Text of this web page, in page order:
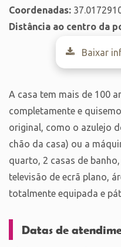
Coordenadas:
Distância ao centro da
Baixar
A casa tem mais de 100
completamente e
original, como o azulejo
chão da casa) ou a
quarto, 2 casas de
televisão de ecrã plano,
totalmente equipada e
Datas de